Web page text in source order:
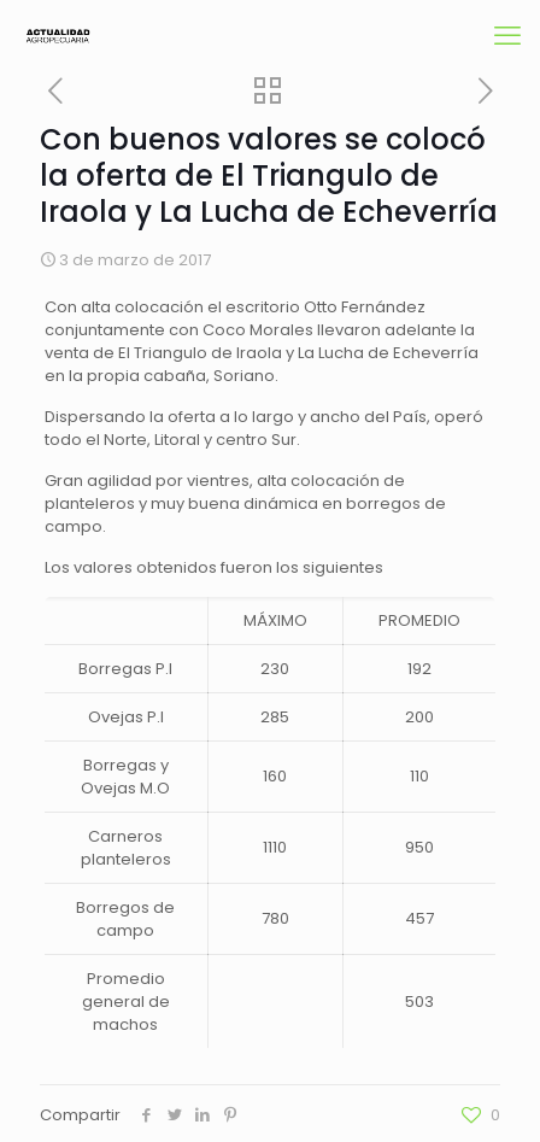
Con buenos valores se colocó
la oferta de El Triangulo de
Iraola y La Lucha de Echeverría
3 de marzo de 2017
Con alta colocación el escritorio Otto Fernández
conjuntamente con Coco Morales llevaron adelante la
venta de El Triangulo de Iraola y La Lucha de Echeverría
en la propia cabaña, Soriano.
Dispersando la oferta a lo largo y ancho del País, operó
todo el Norte, Litoral y centro Sur.
Gran agilidad por vientres, alta colocación de
planteleros y muy buena dinámica en borregos de
campo.
Los valores obtenidos fueron los siguientes
MÁXIMO PROMEDIO
Borregas P.I 230 192
Ovejas P.I 285 200
Borregas y
Ovejas M.O
160 110
Carneros
planteleros
1110 950
Borregos de
campo
780 457
Promedio
general de
machos
503
Compartir 0